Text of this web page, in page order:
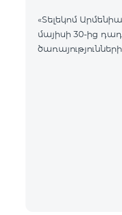
«Տելեկոմ
մայիսի 30-ից